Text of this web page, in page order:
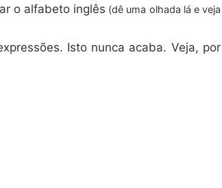
o alfabeto inglês (dê uma olhada lá e veja
Isto nunca acaba. Veja, por